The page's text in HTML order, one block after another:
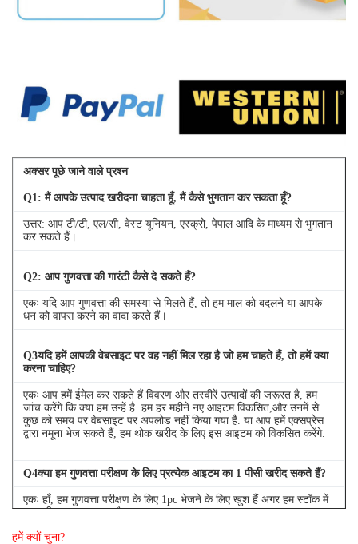
अक्सर पूछे जाने वाले प्रश्न
Q1 : मैं आपके उत्पाद खरीदना चाहता हूँ, मैं कैसे भुगतान कर सकता हूँ?
उत्तर: आप टी/टी, एल/सी, वेस्ट यूनियन, एस्क्रो, पेपाल आदि के माध्यम से भुगतान
कर सकते हैं।
Q2: आप गुणवत्ता की गारंटी कैसे दे सकते हैं?
एकः यदि आप गुणवत्ता की समस्या से मिलते हैं, तो हम माल को बदलने या आपके
धन को वापस करने का वादा करते हैं।
Q3यदि हमें आपकी वेबसाइट पर वह नहीं मिल रहा है जो हम चाहते हैं, तो हमें क्या
करना चाहिए?
एकः आप हमें ईमेल कर सकते हैं विवरण और तस्वीरें उत्पादों की जरूरत है, हम
जांच करेंगे कि क्या हम उन्हें है. हम हर महीने नए आइटम विकसित,और उनमें से
कुछ को समय पर वेबसाइट पर अपलोड नहीं किया गया है. या आप हमें एक्सप्रेस
द्वारा नमूना भेज सकते हैं, हम थोक खरीद के लिए इस आइटम को विकसित करेंगे.
Q4क्या हम गुणवत्ता परीक्षण के लिए प्रत्येक आइटम का 1 पीसी खरीद सकते हैं?
एकः हाँ, हम गुणवत्ता परीक्षण के लिए 1pc भेजने के लिए खुश हैं अगर हम स्टॉक में
आप की जरूरत आइटम है
हमें क्यों चुना?